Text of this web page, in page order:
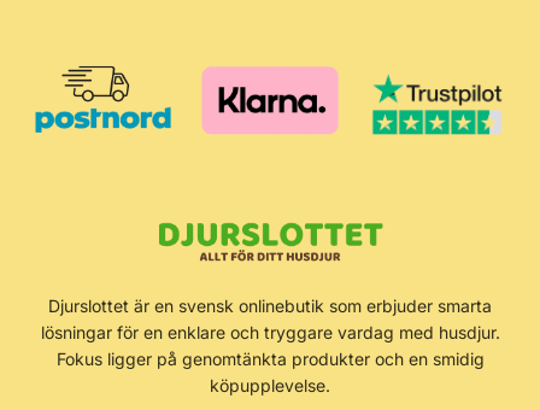
Djurslottet är en svensk onlinebutik som erbjuder smarta
lösningar för en enklare och tryggare vardag med husdjur.
Fokus ligger på genomtänkta produkter och en smidig
köpupplevelse.
Integritetspolicy
Användarvillkor